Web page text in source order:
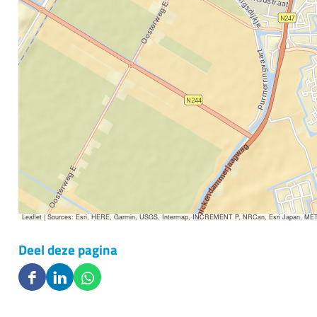
Leaflet|Sources: Esri, HERE, Garmin, USGS, Intermap, INCREMENT P, NRCan, Esri Japan,
Deel deze pagina
D
D
D